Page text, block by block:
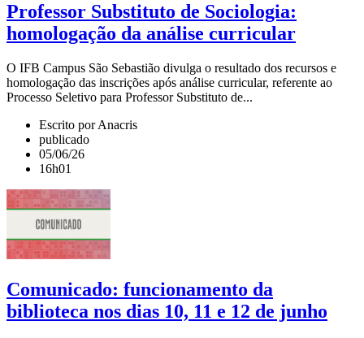
Professor Substituto de Sociologia:
homologação da análise curricular
O IFB Campus São Sebastião divulga o resultado dos recursos e
homologação das inscrições após análise curricular, referente ao
Processo Seletivo para Professor Substituto de...
Escrito por Anacris
publicado
05/06/26
16h01
Comunicado: funcionamento da
biblioteca nos dias 10, 11 e 12 de junho